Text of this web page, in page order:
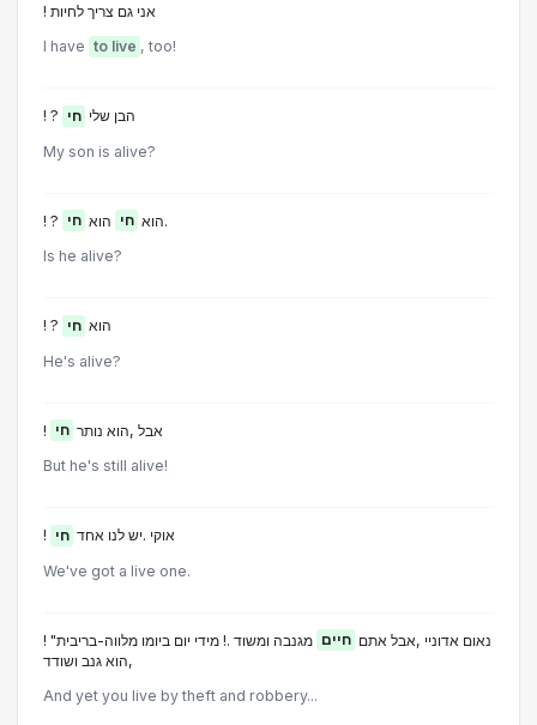
! אני גם צריך לחיות
I have to live , too!
! ? הבן שלי חי
My son is alive?
! ? הוא חי הוא חי
.
Is he alive?
! ? הוא חי
He's alive?
! אבל ,הוא נותר חי
But he's still alive!
! אוקי .יש לנו אחד חי
We've got a live one.
! "נאום אדוניי ,אבל אתם חיים מגנבה ומשוד .! מידי יום ביומו מלווה-בריבית
,הוא גנב ושודד
And yet you live by theft and robbery...